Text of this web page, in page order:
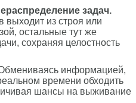
задач.
выходит из строя или
остальные тут же
сохраняя целостность
информацией,
времени обходить
шансы на выживание